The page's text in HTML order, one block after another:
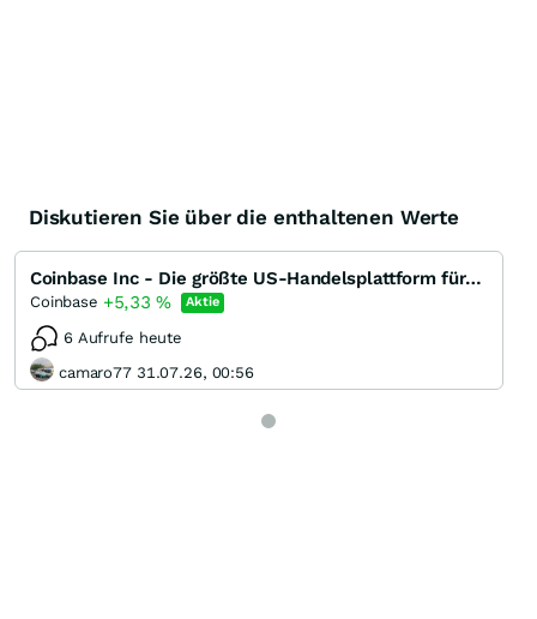
Diskutieren Sie über die enthaltenen Werte
Coinbase Inc - Die größte US-Handelsplattform für Kryptowährungen
Coinbase +5,33% Aktie
6 Aufrufe heute
camaro77 31.07.26, 00:56